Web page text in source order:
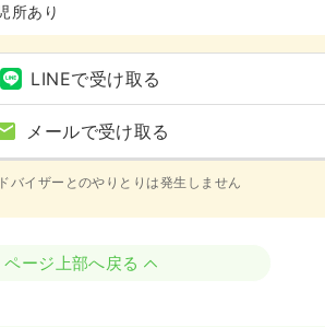
所あり
LINEで受け取る
メールで受け取る
バイザーとのやりとりは発生しません
ページ上部へ戻る